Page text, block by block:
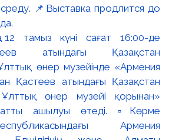
📌Выставка продлится до